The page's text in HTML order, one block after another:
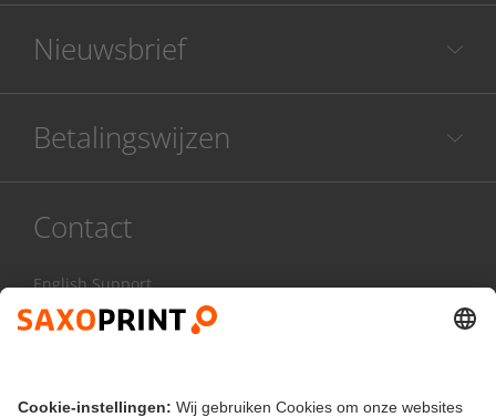
Nieuwsbrief
Betalingswijzen
Contact
English Support